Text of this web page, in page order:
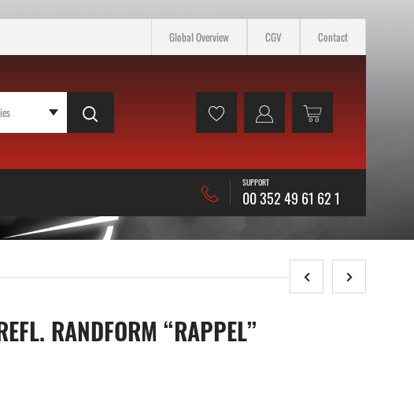
Global Overview CGV Contact
SUPPORT
00 352 49 61 62 1
RANDFORM “RAPPEL”